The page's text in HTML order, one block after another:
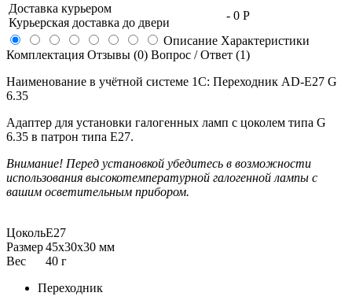
Доставка курьером
Курьерская доставка до двери
- 0 Р
Описание Характеристики
Комплектация Отзывы (0) Вопрос / Ответ (1)
Наименование в учётной системе 1С: Переходник AD-E27 G
6.35
Адаптер для установки галогенных ламп с цоколем типа G
6.35 в патрон типа Е27.
Внимание! Перед установкой убедитесь в возможности
использования высокотемпературной галогенной лампы с
вашим осветительным прибором.
ЦокольE27
Размер45х30х30 мм
Вес
40 г
Переходник